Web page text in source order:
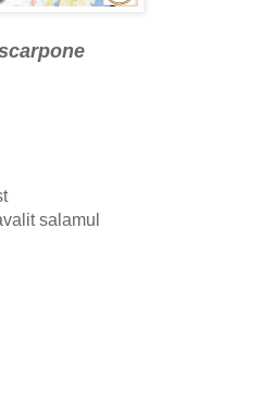
salamul